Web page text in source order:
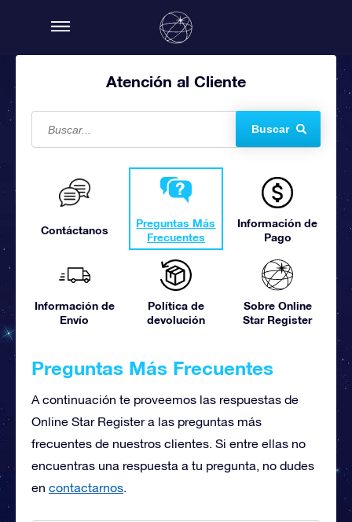
Atención al Cliente
Buscar
Contáctanos
Preguntas Más
Frecuentes
Información de
Pago
Información de
Envío
Política de
devolución
Sobre Online
Star Register
Preguntas Más Frecuentes
A continuación te proveemos las respuestas de
Online Star Register a las preguntas más
frecuentes de nuestros clientes. Si entre ellas no
encuentras una respuesta a tu pregunta, no dudes
en contactarnos.